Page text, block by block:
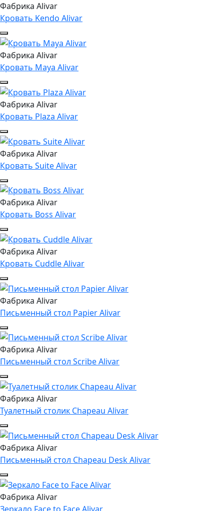
Фабрика Alivar
Кровать Kendo Alivar
Фабрика Alivar
Кровать Maya Alivar
Фабрика Alivar
Кровать Plaza Alivar
Фабрика Alivar
Кровать Suite Alivar
Фабрика Alivar
Кровать Boss Alivar
Фабрика Alivar
Кровать Cuddle Alivar
Фабрика Alivar
Письменный стол Papier Alivar
Фабрика Alivar
Письменный стол Scribe Alivar
Фабрика Alivar
Туалетный столик Chapeau Alivar
Фабрика Alivar
Письменный стол Chapeau Desk Alivar
Фабрика Alivar
Зеркало Face to Face Alivar